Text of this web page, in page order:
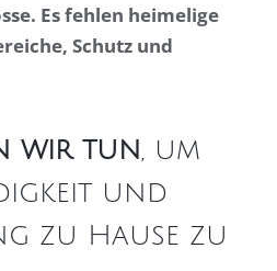
Es fehlen heimelige
Schutz und
wir tun, um
und
zu Hause zu